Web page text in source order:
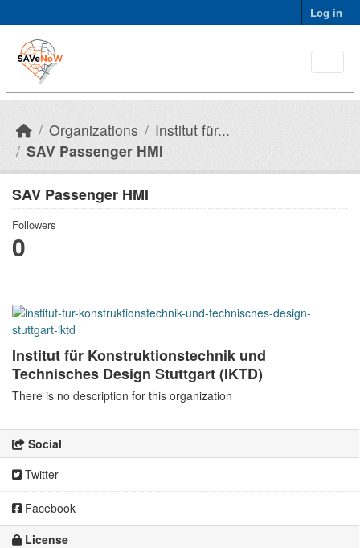
Log in
Organizations
Institut für...
SAV Passenger HMI
SAV Passenger HMI
Followers
0
Institut für Konstruktionstechnik und
Technisches Design Stuttgart (IKTD)
There is no description for this organization
Social
Twitter
Facebook
License